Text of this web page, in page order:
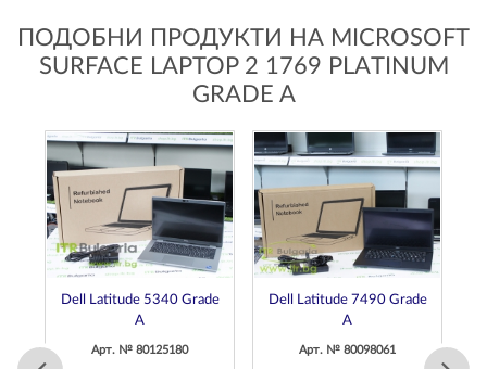
ПОДОБНИ ПРОДУКТИ НА MICROSOFT
SURFACE LAPTOP 2 1769 PLATINUM
GRADE A
Dell Latitude 5340 Grade
A
Арт. № 80125180
Dell Latitude 7490 Grade
A
Арт. № 80098061